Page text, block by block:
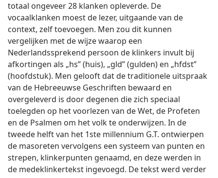
totaal ongeveer 28 klanken opleverde. De
vocaalklanken moest de lezer, uitgaande van de
context, zelf toevoegen. Men zou dit kunnen
vergelijken met de wijze waarop een
Nederlandssprekend persoon de klinkers invult bij
afkortingen als „hs” (huis), „gld” (gulden) en „hfdst”
(hoofdstuk). Men gelooft dat de traditionele uitspraak
van de Hebreeuwse Geschriften bewaard en
overgeleverd is door degenen die zich speciaal
toelegden op het voorlezen van de Wet, de Profeten
en de Psalmen om het volk te onderwijzen. In de
tweede helft van het 1ste millennium G.T. ontwierpen
de masoreten vervolgens een systeem van punten en
strepen, klinkerpunten genaamd, en deze werden in
de medeklinkertekst ingevoegd. De tekst werd verder